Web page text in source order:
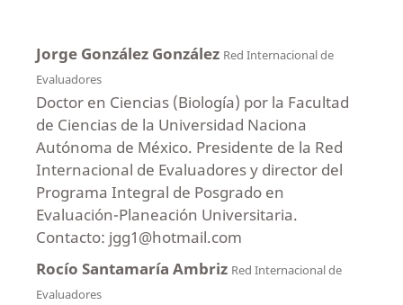
Jorge González González Red Internacional de
Evaluadores
Doctor en Ciencias (Biología) por la Facultad
de Ciencias de la Universidad Naciona
Autónoma de México. Presidente de la Red
Internacional de Evaluadores y director del
Programa Integral de Posgrado en
Evaluación-Planeación Universitaria.
Contacto: jgg1@hotmail.com
Rocío Santamaría Ambriz Red Internacional de
Evaluadores